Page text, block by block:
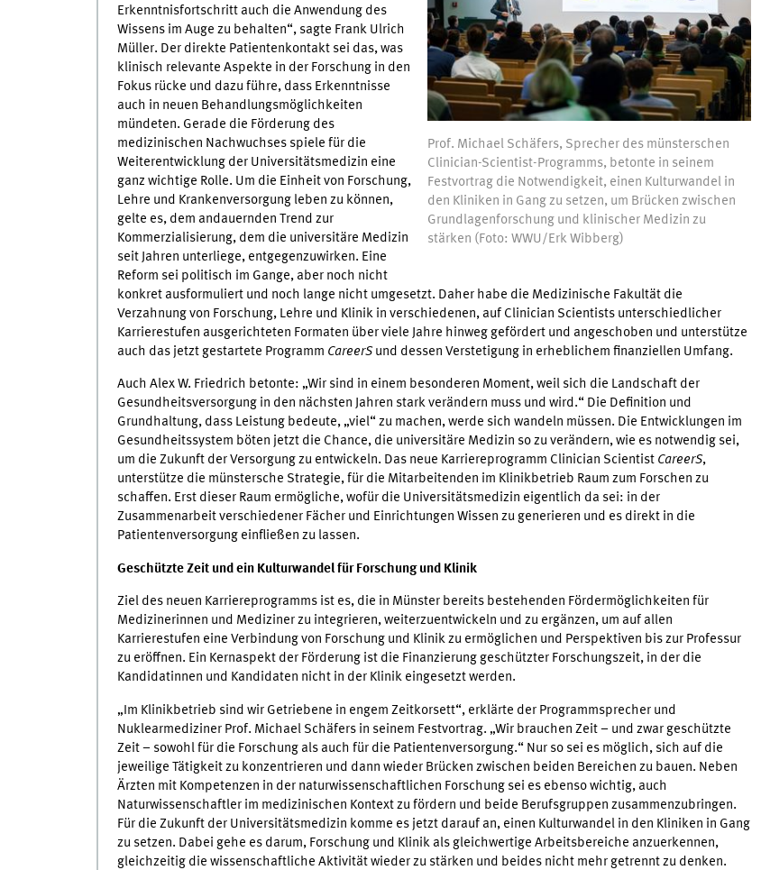
Prof. Michael Schäfers, Sprecher des münsterschen
Clinician-Scientist-Programms, betonte in seinem
Festvortrag die Notwendigkeit, einen Kulturwandel in
den Kliniken in Gang zu setzen, um Brücken zwischen
Grundlagenforschung und klinischer Medizin zu
stärken (Foto: WWU/Erk Wibberg)
Erkenntnisfortschritt auch die Anwendung des
Wissens im Auge zu behalten“, sagte Frank Ulrich
Müller. Der direkte Patientenkontakt sei das, was
klinisch relevante Aspekte in der Forschung in den
Fokus rücke und dazu führe, dass Erkenntnisse
auch in neuen Behandlungsmöglichkeiten
mündeten. Gerade die Förderung des
medizinischen Nachwuchses spiele für die
Weiterentwicklung der Universitätsmedizin eine
ganz wichtige Rolle. Um die Einheit von Forschung,
Lehre und Krankenversorgung leben zu können,
gelte es, dem andauernden Trend zur
Kommerzialisierung, dem die universitäre Medizin
seit Jahren unterliege, entgegenzuwirken. Eine
Reform sei politisch im Gange, aber noch nicht
konkret ausformuliert und noch lange nicht umgesetzt. Daher habe die Medizinische Fakultät die
Verzahnung von Forschung, Lehre und Klinik in verschiedenen, auf Clinician Scientists unterschiedlicher
Karrierestufen ausgerichteten Formaten über viele Jahre hinweg gefördert und angeschoben und unterstütze
auch das jetzt gestartete Programm CareerSund dessen Verstetigung in erheblichem finanziellen Umfang.
Auch Alex W. Friedrich betonte: „Wir sind in einem besonderen Moment, weil sich die Landschaft der
Gesundheitsversorgung in den nächsten Jahren stark verändern muss und wird.“ Die Definition und
Grundhaltung, dass Leistung bedeute, „viel“ zu machen, werde sich wandeln müssen. Die Entwicklungen im
Gesundheitssystem böten jetzt die Chance, die universitäre Medizin so zu verändern, wie es notwendig sei,
um die Zukunft der Versorgung zu entwickeln. Das neue Karriereprogramm Clinician Scientist CareerS,
unterstütze die münstersche Strategie, für die Mitarbeitenden im Klinikbetrieb Raum zum Forschen zu
schaffen. Erst dieser Raum ermögliche, wofür die Universitätsmedizin eigentlich da sei: in der
Zusammenarbeit verschiedener Fächer und Einrichtungen Wissen zu generieren und es direkt in die
Patientenversorgung einfließen zu lassen.
Geschützte Zeit und ein Kulturwandel für Forschung und Klinik
Ziel des neuen Karriereprogramms ist es, die in Münster bereits bestehenden Fördermöglichkeiten für
Medizinerinnen und Mediziner zu integrieren, weiterzuentwickeln und zu ergänzen, um auf allen
Karrierestufen eine Verbindung von Forschung und Klinik zu ermöglichen und Perspektiven bis zur Professur
zu eröffnen. Ein Kernaspekt der Förderung ist die Finanzierung geschützter Forschungszeit, in der die
Kandidatinnen und Kandidaten nicht in der Klinik eingesetzt werden.
„Im Klinikbetrieb sind wir Getriebene in engem Zeitkorsett“, erklärte der Programmsprecher und
Nuklearmediziner Prof. Michael Schäfers in seinem Festvortrag. „Wir brauchen Zeit – und zwar geschützte
Zeit – sowohl für die Forschung als auch für die Patientenversorgung.“ Nur so sei es möglich, sich auf die
jeweilige Tätigkeit zu konzentrieren und dann wieder Brücken zwischen beiden Bereichen zu bauen. Neben
Ärzten mit Kompetenzen in der naturwissenschaftlichen Forschung sei es ebenso wichtig, auch
Naturwissenschaftler im medizinischen Kontext zu fördern und beide Berufsgruppen zusammenzubringen.
Für die Zukunft der Universitätsmedizin komme es jetzt darauf an, einen Kulturwandel in den Kliniken in Gang
zu setzen. Dabei gehe es darum, Forschung und Klinik als gleichwertige Arbeitsbereiche anzuerkennen,
gleichzeitig die wissenschaftliche Aktivität wieder zu stärken und beides nicht mehr getrennt zu denken.